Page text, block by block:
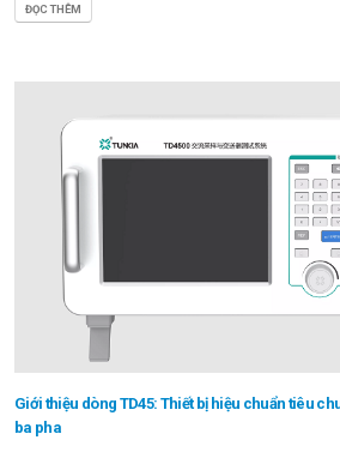
ĐỌC THÊM
Giới thiệu dòng TD45: Thiết bị hiệu chuẩn tiêu
ba pha